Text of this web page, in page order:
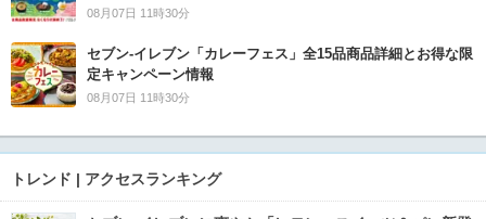
08月07日 11時30分
セブン‐イレブン「カレーフェス」全15品商品詳細とお得な限
定キャンペーン情報
08月07日 11時30分
トレンド | アクセスランキング